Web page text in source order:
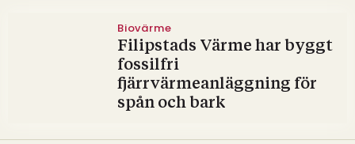
Biovärme
Filipstads Värme har byggt
fossilfri
fjärrvärmeanläggning för
spån och bark